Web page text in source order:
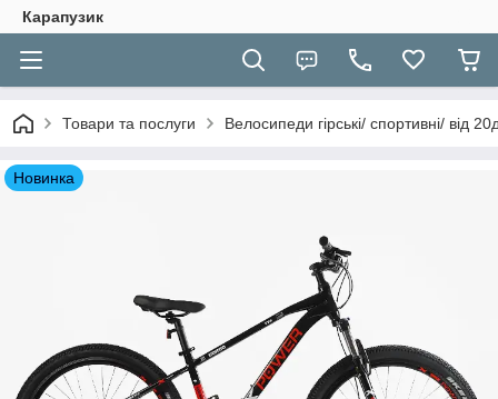
Карапузик
Товари та послуги Велосипеди гірські/ спортивні/ від
Новинка